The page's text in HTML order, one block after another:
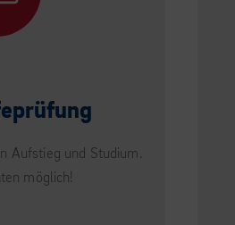
Aufstieg und Studium.
möglich!